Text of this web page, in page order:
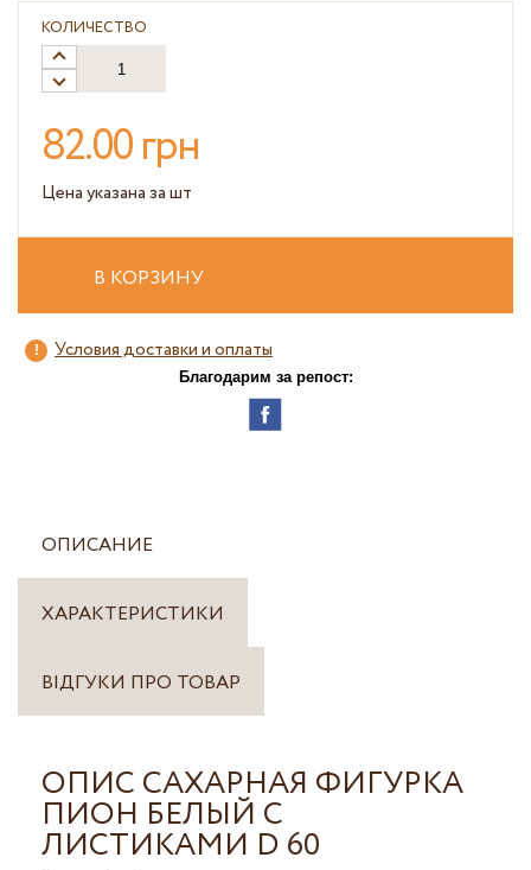
КОЛИЧЕСТВО
82.00 грн
Цена указана за шт
В КОРЗИНУ
Условия доставки и оплаты
Благодарим за репост:
ОПИСАНИЕ
ХАРАКТЕРИСТИКИ
ВІДГУКИ ПРО ТОВАР
ОПИС САХАРНАЯ ФИГУРКА
ПИОН БЕЛЫЙ С
ЛИСТИКАМИ D 60